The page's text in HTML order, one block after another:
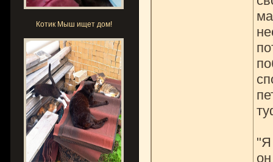
Котик Мыш ищет дом!
"Я